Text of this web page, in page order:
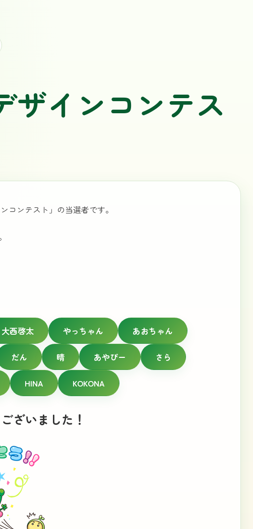
ザインコンテス
コンテスト」の当選者です。
大西啓太 やっちゃん あおちゃん
だん 晴 あやぴー さら
HINA KOKONA
ざいました！